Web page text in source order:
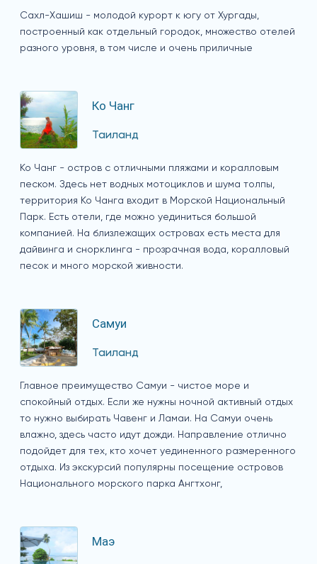
Сахл-Хашиш - молодой курорт к югу от Хургады,
построенный как отдельный городок, множество отелей
разного уровня, в том числе и очень приличные
Ко Чанг
Таиланд
Ко Чанг - остров с отличными пляжами и коралловым
песком. Здесь нет водных мотоциклов и шума толпы,
территория Ко Чанга входит в Морской Национальный
Парк. Есть отели, где можно уединиться большой
компанией. На близлежащих островах есть места для
дайвинга и снорклинга - прозрачная вода, коралловый
песок и много морской живности.
Самуи
Таиланд
Главное преимущество Самуи - чистое море и
спокойный отдых. Если же нужны ночной активный отдых
то нужно выбирать Чавенг и Ламаи. На Самуи очень
влажно, здесь часто идут дожди. Направление отлично
подойдет для тех, кто хочет уединенного размеренного
отдыха. Из экскурсий популярны посещение островов
Национального морского парка Ангтхонг,
Маэ